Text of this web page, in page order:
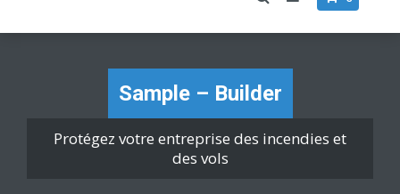
Sample – Builder
Protégez votre entreprise des incendies et
des vols